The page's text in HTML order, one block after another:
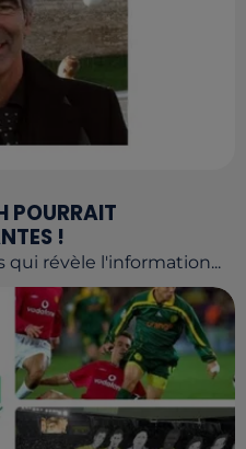
POURRAIT
!
qui révèle l'information...